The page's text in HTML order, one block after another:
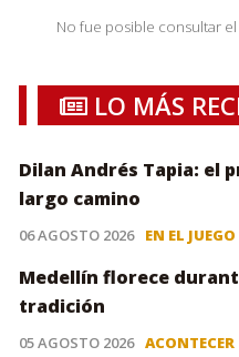
No fue posible consultar
LO MÁS
Dilan Andrés Tapia: el
largo camino
06 AGOSTO 2026 EN EL JUEGO
Medellín florece
tradición
05 AGOSTO 2026 ACONTECER